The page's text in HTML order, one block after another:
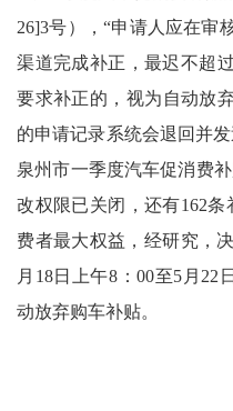
26]3号），“申请人应在审
渠道完成补正，最迟不超
要求补正的，视为自动放
的申请记录系统会退回并
泉州市一季度汽车促消费
改权限已关闭，还有162
费者最大权益，经研究，
月18日上午8：00至5月22
动放弃购车补贴。